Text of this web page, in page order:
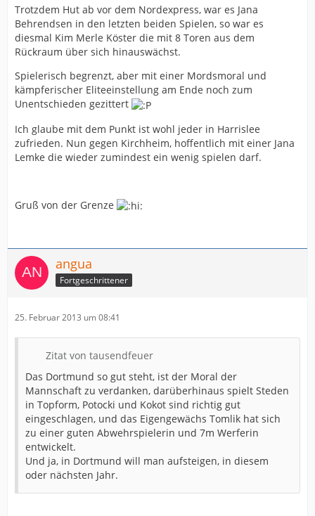
Trotzdem Hut ab vor dem Nordexpress, war es Jana
Behrendsen in den letzten beiden Spielen, so war es
diesmal Kim Merle Köster die mit 8 Toren aus dem
Rückraum über sich hinauswächst.
Spielerisch begrenzt, aber mit einer Mordsmoral und
kämpferischer Eliteeinstellung am Ende noch zum
Unentschieden gezittert
Ich glaube mit dem Punkt ist wohl jeder in Harrislee
zufrieden. Nun gegen Kirchheim, hoffentlich mit einer Jana
Lemke die wieder zumindest ein wenig spielen darf.
Gruß von der Grenze
angua
Fortgeschrittener
25. Februar 2013 um 08:41
Zitat von tausendfeuer
Das Dortmund so gut steht, ist der Moral der
Mannschaft zu verdanken, darüberhinaus spielt Steden
in Topform, Potocki und Kokot sind richtig gut
eingeschlagen, und das Eigengewächs Tomlik hat sich
zu einer guten Abwehrspielerin und 7m Werferin
entwickelt.
Und ja, in Dortmund will man aufsteigen, in diesem
oder nächsten Jahr.